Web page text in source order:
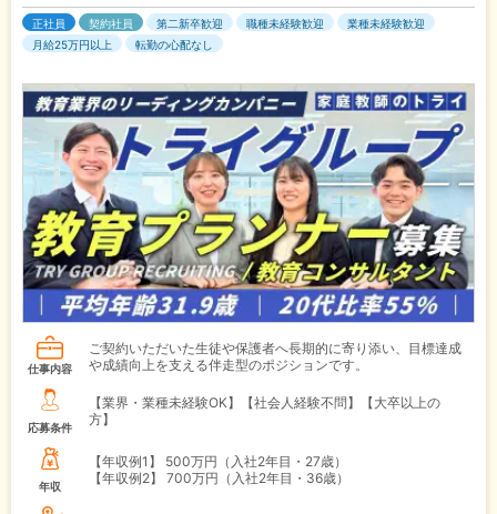
正社員 契約社員 第二新卒歓迎 職種未経験歓迎
業種未経験歓迎
月給25万円以上
転勤の心配なし
仕事内容
ご契約いただいた生徒や保護者へ長期的に寄り添い、目標達成
や成績向上を支える伴走型のポジションです。
応募条件
【業界・業種未経験OK】【社会人経験不問】【大卒以上の
方】
年収
【年収例1】
500万円（入社2年目・27歳）
【年収例2】
700万円（入社2年目・36歳）